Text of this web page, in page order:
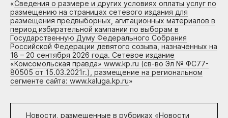
«Сведения о размере и других условиях оплаты услуг по
размещению на страницах сетевого издания для
размещения предвыборных, агитационных материалов в
период избирательной кампании по выборам в
Государственную Думу Федерального Собрания
Российской Федерации девятого созыва, назначенных на
18 – 20 сентября 2026 года. Сетевое издание
«Комсомольская правда» www.kp.ru (св-во Эл № ФС77-
80505 от 15.03.2021г.), размещение на региональном
сегменте сайта: www.kaluga.kp.ru»
Новости, размещенные в рубриках «Новости